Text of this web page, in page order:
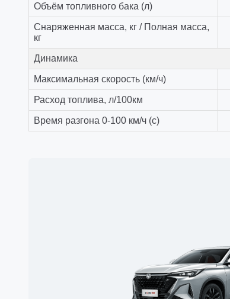
Объём топливного бака (л)
Снаряженная масса, кг / Полная масса,
кг
Динамика
Максимальная скорость (км/ч)
Расход топлива, л/100км
Время разгона 0-100 км/ч (с)